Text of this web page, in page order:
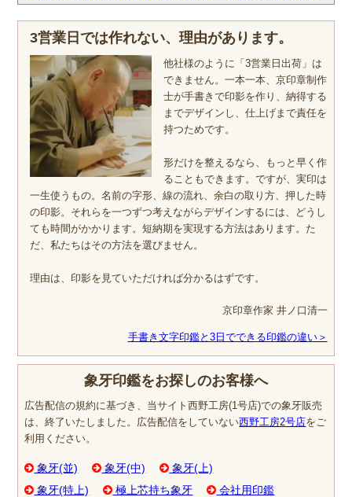
3営業日では作れない、理由があります。
他社様のように「3営業日出荷」は
できません。一本一本、京印章制作
士が手書きで印影を作り、納得する
までデザインし、仕上げまで責任を
持つためです。
形だけを整えるなら、もっと早く作
ることもできます。ですが、実印は
一生使うもの。名前の字形、線の流れ、余白の取り方、押した時
の印影。それらを一つずつ考えながらデザインするには、どうし
ても時間がかかります。短納期を実現する方法はあります。た
だ、私たちはその方法を選びません。
理由は、印影を見ていただければ分かるはずです。
京印章作家 井ノ口清一
手書き文字印鑑と3日でできる印鑑の違い＞
象牙印鑑をお探しのお客様へ
広告配信の規約に基づき、当サイト西野工房(1号店)での象牙販売
は、終了いたしました。広告配信をしていない西野工房2号店をご
利用ください。
象牙(並) 象牙(中)
象牙(上)
象牙(特上)
極上芯持ち象牙 会社用印鑑